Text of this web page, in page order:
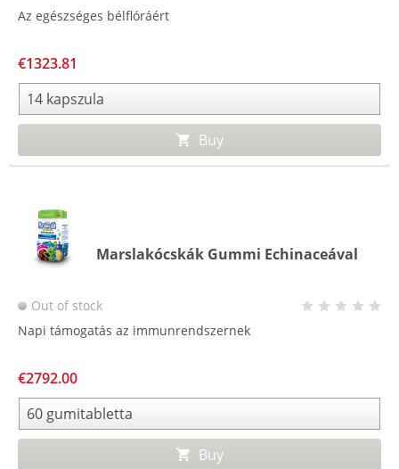
Az egészséges bélflóráért
€1323.81
Buy
Marslakócskák Gummi Echinaceával
Out of stock
Napi támogatás az immunrendszernek
€2792.00
Buy